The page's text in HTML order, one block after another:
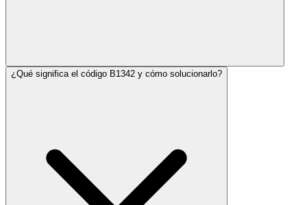
¿Qué significa el código B1342 y cómo solucionarlo?